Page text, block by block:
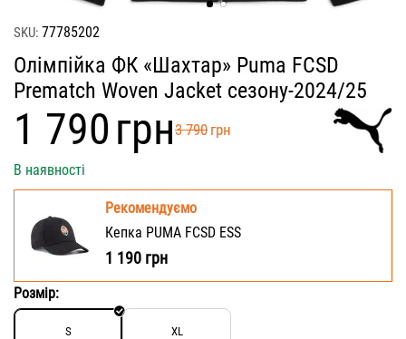
SKU: 77785202
Олімпійка ФК «Шахтар» Puma FCSD
Prematch Woven Jacket сезону-2024/25
‍1 790‍грн‍3 790‍ грн
В наявності
Рекомендуємо
Кепка PUMA FCSD ESS
1 190 грн
Розмір:
S XL